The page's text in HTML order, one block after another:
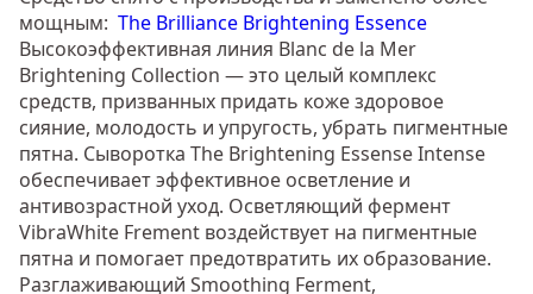
мощным: The Brilliance Brightening Essence
Высокоэффективная линия Blanc de la Mer
Brightening Collection — это целый комплекс
средств, призванных придать коже здоровое
сияние, молодость и упругость, убрать пигментные
пятна. Сыворотка The Brightening Essense Intense
обеспечивает эффективное осветление и
антивозрастной уход. Осветляющий фермент
VibraWhite Frement воздействует на пигментные
пятна и помогает предотвратить их образование.
Разглаживающий Smoothing Ferment,